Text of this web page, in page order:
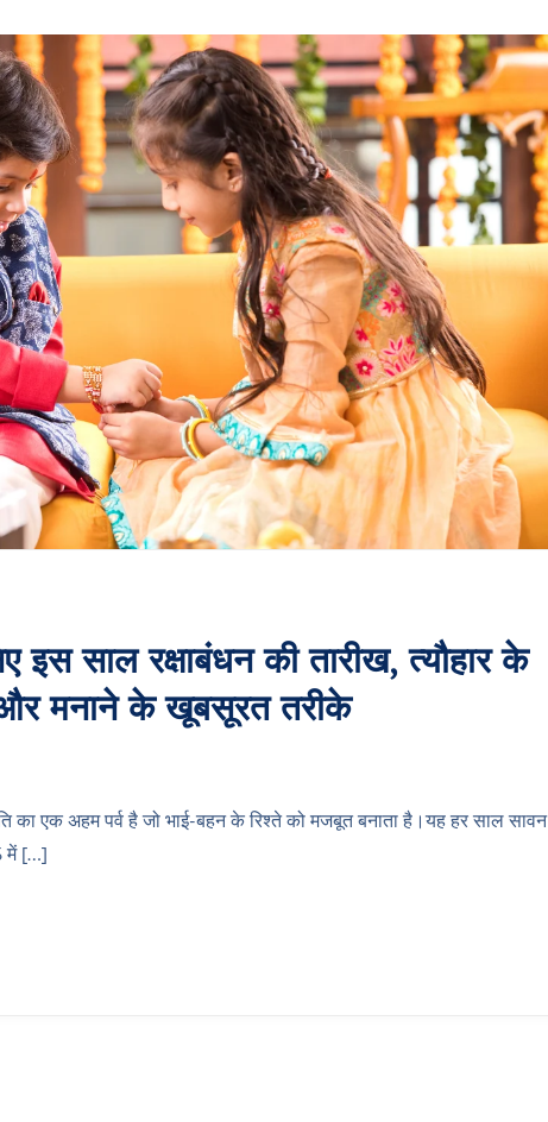
इस साल रक्षाबंधन की तारीख, त्यौहार के
और मनाने के खूबसूरत तरीके
का एक अहम पर्व है जो भाई-बहन के रिश्ते को मजबूत बनाता है।यह हर साल सावन
में […]